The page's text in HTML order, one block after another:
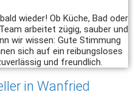
wieder! Ob Küche, Bad oder
arbeitet zügig, sauber und
wir wissen: Gute Stimmung
sich auf ein reibungsloses
und freundlich.
in Wanfried